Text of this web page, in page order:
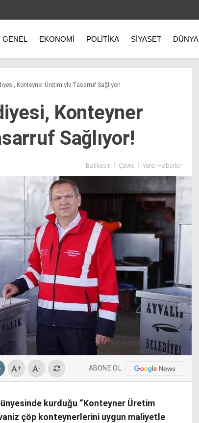
GENEL EKONOMI POLITIKA SIYASET DÜNYA
Konteyner Üretimiyle Tasarruf Sağlıyor!
Konteyner
Sağlıyor!
Balıkesir Çevre Yerel Haberler
+ - ABONE OL
kurduğu “Konteyner Üretim
çöp konteynerlerini uygun maliyetle